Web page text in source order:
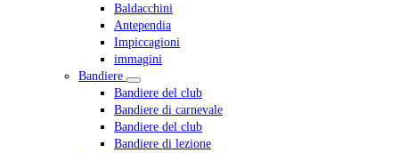
Baldacchini
Antependia
Impiccagioni
immagini
Bandiere
Bandiere del club
Bandiere di carnevale
Bandiere del club
Bandiere di lezione